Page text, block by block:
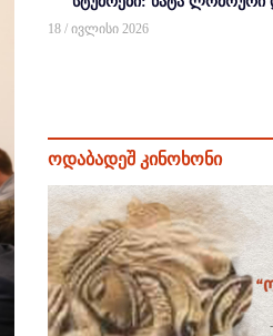
18 / ივლისი 2026
ოდაბადეშ კინოხონი